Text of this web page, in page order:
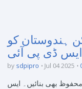
ہندوستان کو
ایس ڈی پی آئی
by sdpipro Jul 04 2025
بھی بنائیں۔ ایس